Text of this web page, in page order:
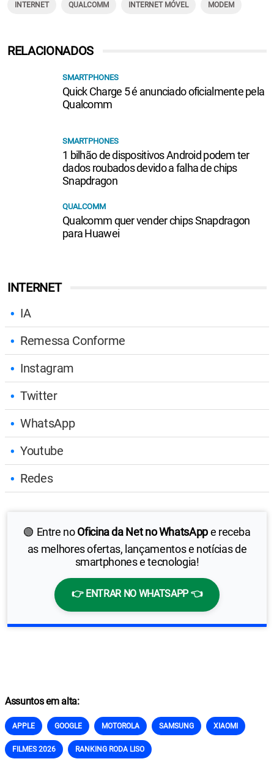
INTERNET QUALCOMM INTERNET MÓVEL MODEM
INTERNET
IA
Remessa Conforme
Instagram
Twitter
WhatsApp
Youtube
Redes
🟢 Entre noOficina da Net no WhatsAppe receba
as melhores ofertas, lançamentos e notícias de
smartphones e tecnologia!
👉 ENTRAR NO WHATSAPP 👈
RELACIONADOS
SMARTPHONES
Quick Charge 5 é anunciado oficialmente pela
Qualcomm
SMARTPHONES
1 bilhão de dispositivos Android podem ter
dados roubados devido a falha de chips
Snapdragon
QUALCOMM
Qualcomm quer vender chips Snapdragon
para Huawei
Assuntos em alta:
APPLE GOOGLE MOTOROLA SAMSUNG XIAOMI
FILMES 2026 RANKING RODA LISO